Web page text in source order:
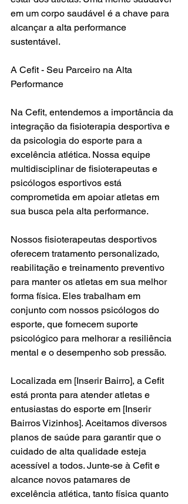
em um corpo saudável é a chave para
alcançar a alta performance
sustentável.
A Cefit - Seu Parceiro na Alta
Performance
Na Cefit, entendemos a importância da
integração da fisioterapia desportiva e
da psicologia do esporte para a
excelência atlética. Nossa equipe
multidisciplinar de fisioterapeutas e
psicólogos esportivos está
comprometida em apoiar atletas em
sua busca pela alta performance.
Nossos fisioterapeutas desportivos
oferecem tratamento personalizado,
reabilitação e treinamento preventivo
para manter os atletas em sua melhor
forma física. Eles trabalham em
conjunto com nossos psicólogos do
esporte, que fornecem suporte
psicológico para melhorar a resiliência
mental e o desempenho sob pressão.
Localizada em [Inserir Bairro], a Cefit
está pronta para atender atletas e
entusiastas do esporte em [Inserir
Bairros Vizinhos]. Aceitamos diversos
planos de saúde para garantir que o
cuidado de alta qualidade esteja
acessível a todos. Junte-se à Cefit e
alcance novos patamares de
excelência atlética, tanto física quanto